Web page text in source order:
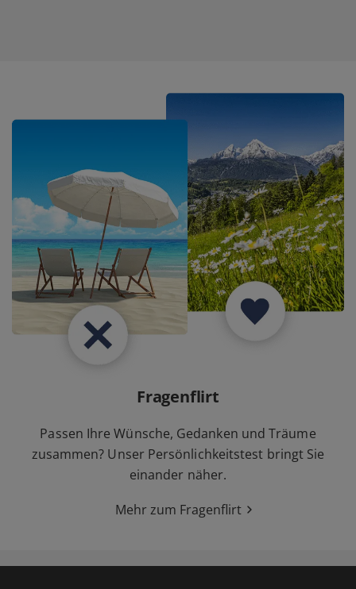
Fragenflirt
Passen Ihre Wünsche, Gedanken und Träume
zusammen? Unser Persönlichkeitstest bringt Sie
einander näher.
Mehr zum Fragenflirt